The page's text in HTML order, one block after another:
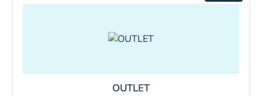
OUTLET